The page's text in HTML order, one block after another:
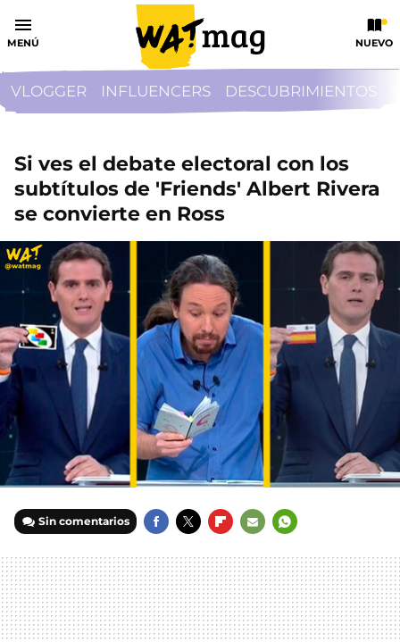
MENÚ NUEVO
VLOGGER INFLUENCERS DESCUBRIMIENTOS
Si ves el debate electoral con los
subtítulos de 'Friends' Albert Rivera
se convierte en Ross
Sin comentarios
MAIL